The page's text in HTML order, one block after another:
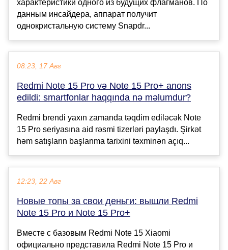
характеристики одного из будущих флагманов. По
данным инсайдера, аппарат получит
однокристальную систему Snapdr...
08:23, 17 Авг
Redmi Note 15 Pro və Note 15 Pro+ anons
edildi: smartfonlar haqqında nə məlumdur?
Redmi brendi yaxın zamanda təqdim ediləcək Note
15 Pro seriyasına aid rəsmi tizerləri paylaşdı. Şirkət
həm satışların başlanma tarixini təxminən açıq...
12:23, 22 Авг
Новые топы за свои деньги: вышли Redmi
Note 15 Pro и Note 15 Pro+
Вместе с базовым Redmi Note 15 Xiaomi
официально представила Redmi Note 15 Pro и